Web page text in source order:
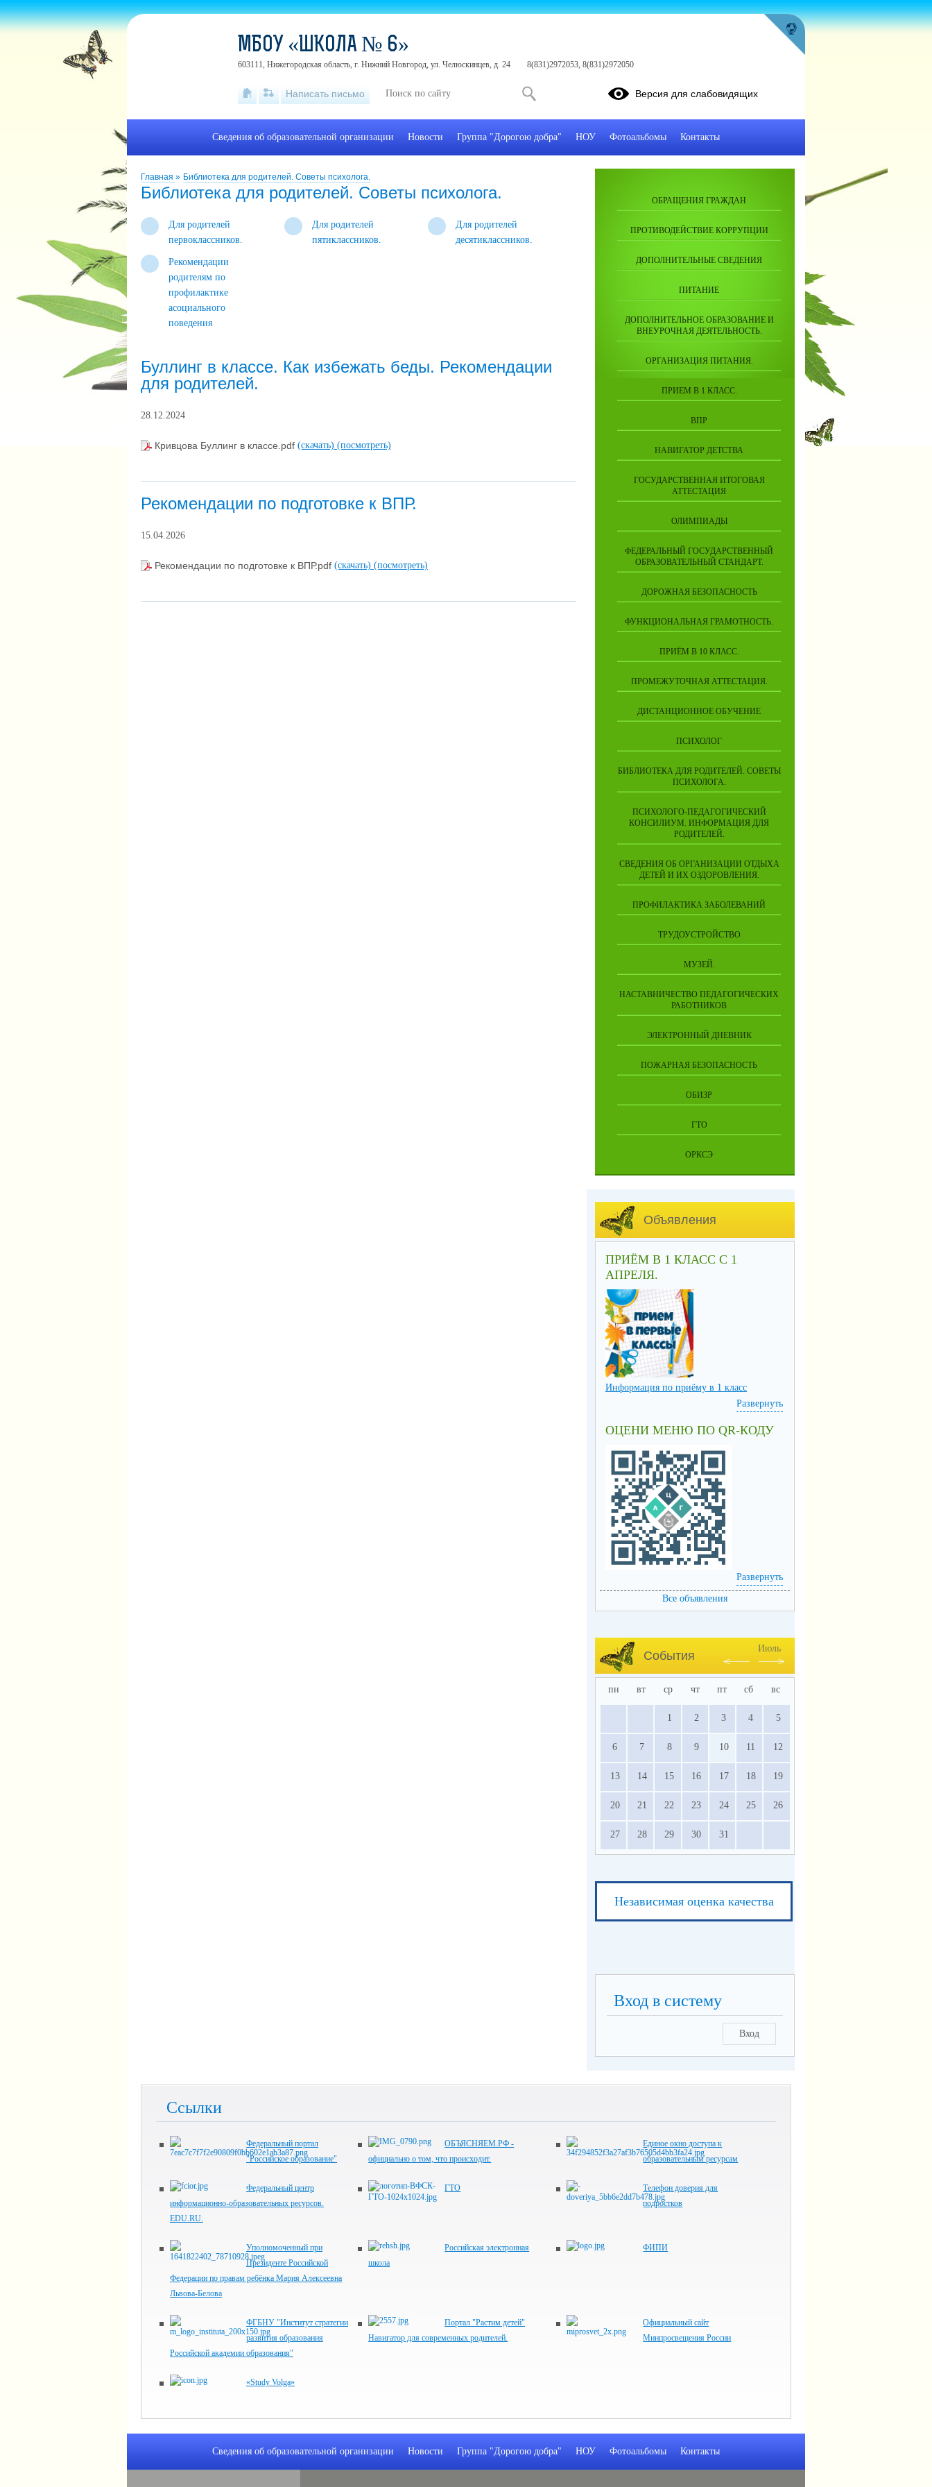
Главная » Библиотека для родителей. Советы психолога.
Библиотека для родителей. Советы психолога.
Для родителей
первоклассников.
Для родителей
пятиклассников.
Для родителей
десятиклассников.
Рекомендации
родителям по
профилактике
асоциального
поведения
Буллинг в классе. Как избежать беды. Рекомендации
для родителей.
28.12.2024
Кривцова Буллинг в классе.pdf (скачать) (посмотреть)
Рекомендации по подготовке к ВПР.
15.04.2026
Рекомендации по подготовке к ВПР.pdf (скачать) (посмотреть)
ОБРАЩЕНИЯ ГРАЖДАН
ПРОТИВОДЕЙСТВИЕ КОРРУПЦИИ
ДОПОЛНИТЕЛЬНЫЕ СВЕДЕНИЯ
ПИТАНИЕ
ДОПОЛНИТЕЛЬНОЕ ОБРАЗОВАНИЕ И
ВНЕУРОЧНАЯ ДЕЯТЕЛЬНОСТЬ.
ОРГАНИЗАЦИЯ ПИТАНИЯ.
ПРИЕМ В 1 КЛАСС.
ВПР
НАВИГАТОР ДЕТСТВА
ГОСУДАРСТВЕННАЯ ИТОГОВАЯ
АТТЕСТАЦИЯ
ОЛИМПИАДЫ
ФЕДЕРАЛЬНЫЙ ГОСУДАРСТВЕННЫЙ
ОБРАЗОВАТЕЛЬНЫЙ СТАНДАРТ.
ДОРОЖНАЯ БЕЗОПАСНОСТЬ
ФУНКЦИОНАЛЬНАЯ ГРАМОТНОСТЬ.
ПРИЁМ В 10 КЛАСС.
ПРОМЕЖУТОЧНАЯ АТТЕСТАЦИЯ.
ДИСТАНЦИОННОЕ ОБУЧЕНИЕ
ПСИХОЛОГ
БИБЛИОТЕКА ДЛЯ РОДИТЕЛЕЙ. СОВЕТЫ
ПСИХОЛОГА.
ПСИХОЛОГО-ПЕДАГОГИЧЕСКИЙ
КОНСИЛИУМ. ИНФОРМАЦИЯ ДЛЯ
РОДИТЕЛЕЙ.
СВЕДЕНИЯ ОБ ОРГАНИЗАЦИИ ОТДЫХА
ДЕТЕЙ И ИХ ОЗДОРОВЛЕНИЯ.
ПРОФИЛАКТИКА ЗАБОЛЕВАНИЙ
ТРУДОУСТРОЙСТВО
МУЗЕЙ.
НАСТАВНИЧЕСТВО ПЕДАГОГИЧЕСКИХ
РАБОТНИКОВ
ЭЛЕКТРОННЫЙ ДНЕВНИК
ПОЖАРНАЯ БЕЗОПАСНОСТЬ
ОБИЗР
ГТО
ОРКСЭ
Объявления
ПРИЁМ В 1 КЛАСС С 1
АПРЕЛЯ.
Информация по приёму в 1 класс
Развернуть
ОЦЕНИ МЕНЮ ПО QR-КОДУ
Развернуть
Все объявления
События
Июль
пн вт ср чт пт сб вс
1 2 3 4 5
6 7 8 9 10 11 12
13 14 15 16 17 18 19
20 21 22 23 24 25 26
27 28 29 30 31
Независимая оценка качества
Вход в систему
Вход
Ссылки
Федеральный портал
"Российское образование"
ОБЪЯСНЯЕМ.РФ -
официально о том, что происходит.
Единое окно доступа к
образовательным ресурсам
Федеральный центр
информационно-образовательных ресурсов.
EDU.RU.
ГТО
Телефон доверия для
подростков
Уполномоченный при
Президенте Российской
Федерации по правам ребёнка Мария Алексеевна
Львова-Белова
Российская электронная
школа
ФИПИ
ФГБНУ "Институт стратегии
развития образования
Российской академии образования"
Портал "Растим детей"
Навигатор для современных родителей.
Официальный сайт
Минпросвещения России
«Study Volga»
МБОУ «ШКОЛА № 6»
603111, Нижегородская область, г. Нижний Новгород, ул. Челюскинцев, д. 24 8(831)2972053, 8(831)2972050
Написать письмо Версия для слабовидящих
Сведения об образовательной организации Новости Группа "Дорогою добра" НОУ Фотоальбомы Контакты
Сведения об образовательной организации Новости Группа "Дорогою добра" НОУ Фотоальбомы Контакты